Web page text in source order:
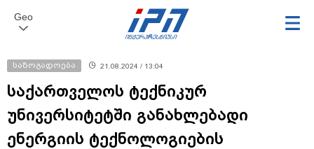
Geo
საზოგადოება 21.08.2024 / 13:04
საქართველოს ტექნიკურ
უნივერსიტეტში განახლებადი
ენერგიის ტექნოლოგიების